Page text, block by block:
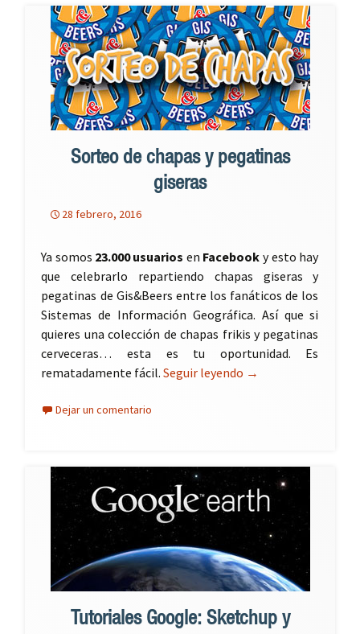
Sorteo de chapas y pegatinas
giseras
28 febrero, 2016
Ya somos 23.000 usuarios en Facebook y esto hay
que celebrarlo repartiendo chapas giseras y
pegatinas de Gis&Beers entre los fanáticos de los
Sistemas de Información Geográfica. Así que si
quieres una colección de chapas frikis y pegatinas
cerveceras… esta es tu oportunidad. Es
rematadamente fácil.Seguir leyendo Sorteo de chapas y
→
Dejar un comentario
Tutoriales Google: Sketchup y